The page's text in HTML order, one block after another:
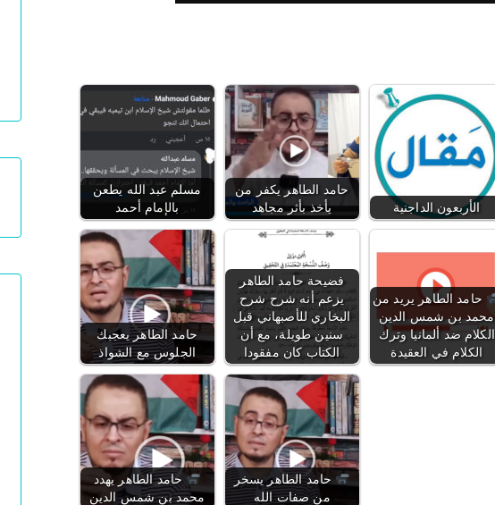
مسلم عبد الله يطعن
بالإمام أحمد
حامد الطاهر يكفر من
يأخذ بأثر مجاهد
الأربعون الداجنية
حامد الطاهر يعجبك
الجلوس مع الشواذ
فضيحة حامد الطاهر
يزعم أنه شرح شرح
البخاري للأصبهاني قبل
سنين طويلة، مع أن
الكتاب كان مفقودا
حامد الطاهر يريد من
محمد بن شمس الدين
الكلام ضد ألمانيا وترك
الكلام في العقيدة
حامد الطاهر يهدد
محمد بن شمس الدين
حامد الطاهر يسخر
من صفات الله